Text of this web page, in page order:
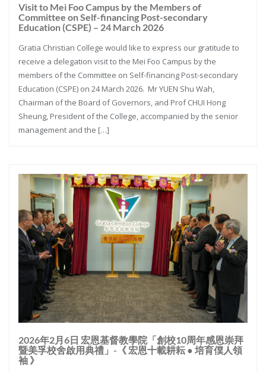
Visit to Mei Foo Campus by the Members of
Committee on Self-financing Post-secondary
Education (CSPE) – 24 March 2026
Gratia Christian College would like to express our gratitude to
receive a delegation visit to the Mei Foo Campus by the
members of the Committee on Self-financing Post-secondary
Education (CSPE) on 24 March 2026. Mr YUEN Shu Wah,
Chairman of the Board of Governors, and Prof CHUI Hong
Sheung, President of the College, accompanied by the senior
management and the […]
2026年2月6日 宏恩基督教學院「創校10周年感恩崇拜
暨美孚校舍啟用典禮」-《 宏恩十載耕耘 ● 培育僕人領
袖 》